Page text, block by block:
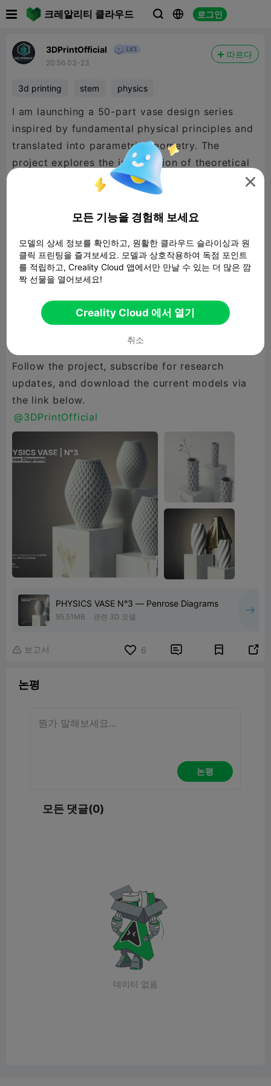
크레알리티 클라우드   로그인
3DPrintOfficial
20:56 03-23
따르다
3d printing stem physics
I am launching a 50-part vase design series
inspired by fundamental physical principles and
translated into parametric geometry. The
project explores the intersection of theoretical
physics and additive manufacturing.
I am inviting you to influence the direction of
this research by participating with comments,
votes, suggestions.
Follow the project, subscribe for research
updates, and download the current models via
@3DPrintOfficial
PHYSICS VASE N°3 — Penrose Diagrams
95.51MB 관련 3D 모델
 보고서 6  
논평
논평
모든 댓글(0)
데이터 없음

모든 기능을 경험해 보세요
모델의 상세 정보를 확인하고, 원활한 클라우드 슬라이싱과 원
클릭 프린팅을 즐겨보세요. 모델과 상호작용하여 독점 포인트
를 적립하고, Creality Cloud 앱에서만 만날 수 있는 더 많은 깜
짝 선물을 열어보세요!
Creality Cloud 에서 열기
취소